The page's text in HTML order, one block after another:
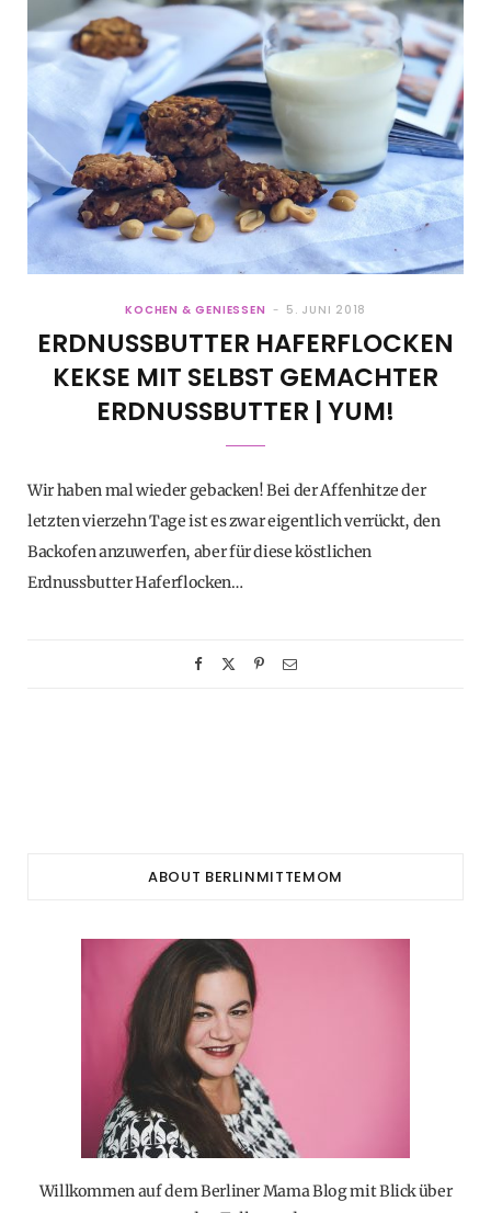
KOCHEN & GENIESSEN 5. JUNI 2018
ERDNUSSBUTTER HAFERFLOCKEN
KEKSE MIT SELBST GEMACHTER
ERDNUSSBUTTER | YUM!
Wir haben mal wieder gebacken! Bei der Affenhitze der
letzten vierzehn Tage ist es zwar eigentlich verrückt, den
Backofen anzuwerfen, aber für diese köstlichen
Erdnussbutter Haferflocken…
ABOUT BERLINMITTEMOM
Willkommen auf dem Berliner Mama Blog mit Blick über